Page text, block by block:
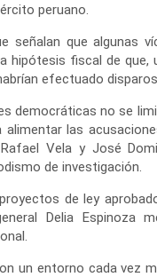
peruano.
señalan que algunas
hipótesis fiscal de
efectuado
democráticas no se
las
Vela y José
de investigación.
de ley
Delia Espinoza
un entorno cada vez